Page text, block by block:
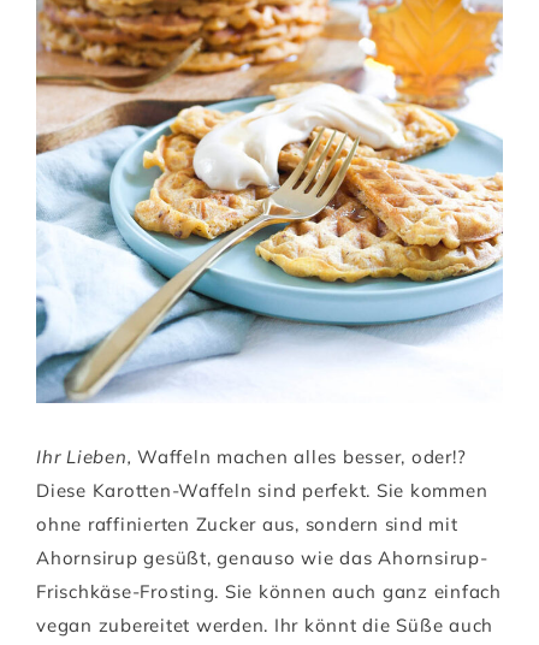
Ihr Lieben, Waffeln machen alles besser, oder!?
Diese Karotten-Waffeln sind perfekt. Sie kommen
ohne raffinierten Zucker aus, sondern sind mit
Ahornsirup gesüßt, genauso wie das Ahornsirup-
Frischkäse-Frosting. Sie können auch ganz einfach
vegan zubereitet werden. Ihr könnt die Süße auch